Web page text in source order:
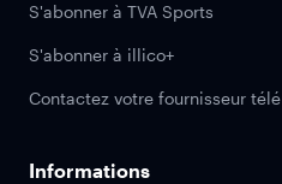
S'abonner à TVA Sports
S'abonner à illico+
Contactez votre fournisseur télé
Informations